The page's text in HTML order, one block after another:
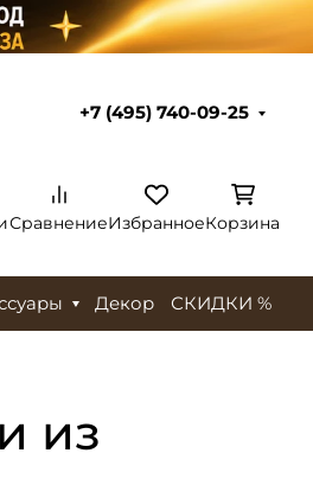
+7 (495) 740-09-25
СравнениеИзбранноеКорзина
Декор СКИДКИ %
из